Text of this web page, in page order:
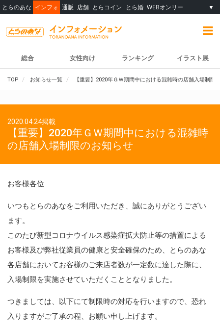
とらのあな インフォ 通販 店舗 とらコイン とら婚 WEBオンリー ▼
総合 女性向け ランキング イラスト展
TOP お知らせ一覧 【重要】2020年ＧＷ期間中における混雑時の店舗入場制限
2020.04.24掲載
【重要】2020年ＧＷ期間中における混雑時
の店舗入場制限のお知らせ
お客様各位
いつもとらのあなをご利用いただき、誠にありがとうござい
ます。
このたび新型コロナウイルス感染症拡大防止等の措置による
お客様及び弊社従業員の健康と安全確保のため、とらのあな
各店舗においてお客様のご来店者数が一定数に達した際に、
入場制限を実施させていただくこととなりました。
つきましては、以下にて制限時の対応を行いますので、恐れ
入りますがご了承の程、お願い申し上げます。